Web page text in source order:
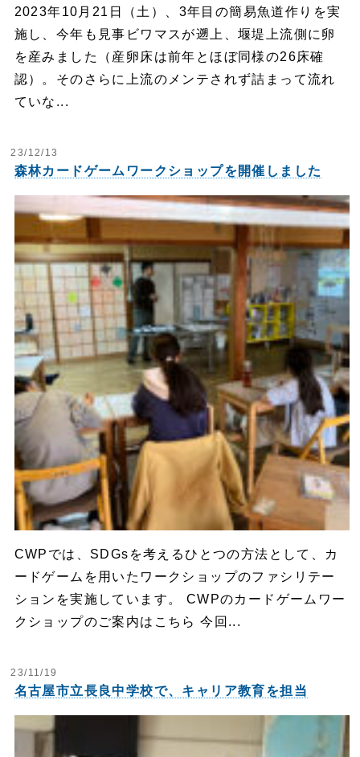
2023年10月21日（土）、3年目の簡易魚道作りを実
施し、今年も見事ビワマスが遡上、堰堤上流側に卵
を産みました（産卵床は前年とほぼ同様の26床確
認）。そのさらに上流のメンテされず詰まって流れ
ていな...
23/12/13
森林カードゲームワークショップを開催しました
CWPでは、SDGsを考えるひとつの方法として、カ
ードゲームを用いたワークショップのファシリテー
ションを実施しています。 CWPのカードゲームワー
クショップのご案内はこちら 今回...
23/11/19
名古屋市立長良中学校で、キャリア教育を担当